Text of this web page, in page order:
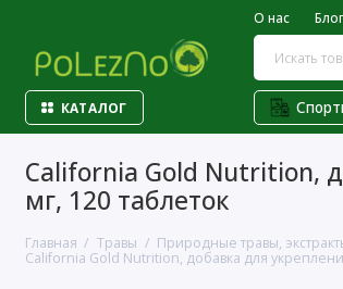
О нас Блог
КАТАЛОГ
California Gold Nutrition,
мг, 120 таблеток
Главная Травы Природные травы,
California Gold Nutrition, добавка для